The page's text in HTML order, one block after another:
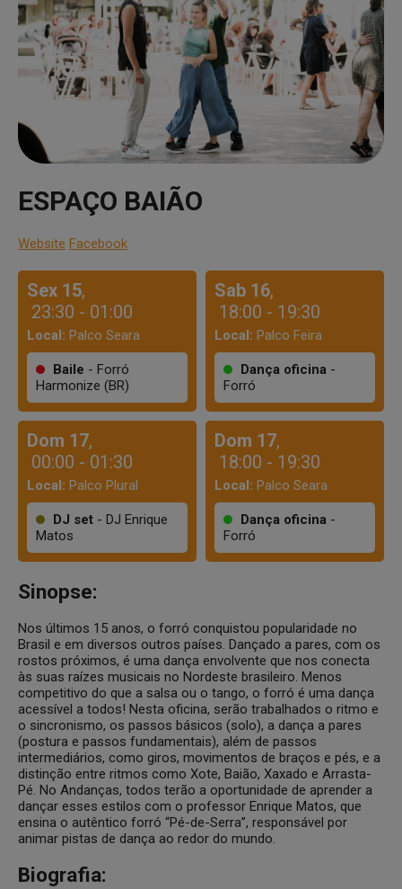
ESPAÇO BAIÃO
Website Facebook
Sex 15,
23:30 - 01:00
Local: Palco Seara
Baile - Forró
Harmonize (BR)
Sab 16,
18:00 - 19:30
Local: Palco Feira
Dança oficina -
Forró
Dom 17,
00:00 - 01:30
Local: Palco Plural
DJ set - DJ Enrique
Matos
Dom 17,
18:00 - 19:30
Local: Palco Seara
Dança oficina -
Forró
Sinopse:
Nos últimos 15 anos, o forró conquistou popularidade no
Brasil e em diversos outros países. Dançado a pares, com os
rostos próximos, é uma dança envolvente que nos conecta
às suas raízes musicais no Nordeste brasileiro. Menos
competitivo do que a salsa ou o tango, o forró é uma dança
acessível a todos! Nesta oficina, serão trabalhados o ritmo e
o sincronismo, os passos básicos (solo), a dança a pares
(postura e passos fundamentais), além de passos
intermediários, como giros, movimentos de braços e pés, e a
distinção entre ritmos como Xote, Baião, Xaxado e Arrasta-
Pé. No Andanças, todos terão a oportunidade de aprender a
dançar esses estilos com o professor Enrique Matos, que
ensina o autêntico forró “Pé-de-Serra”, responsável por
animar pistas de dança ao redor do mundo.
Biografia: